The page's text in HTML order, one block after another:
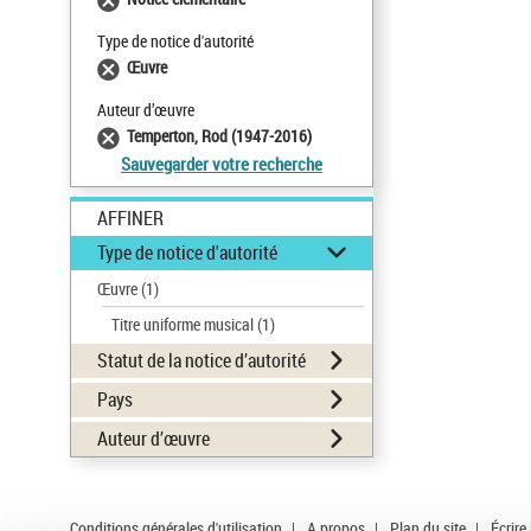
Type de notice d'autorité
Œuvre
Auteur d’œuvre
Temperton, Rod (1947-2016)
Sauvegarder votre recherche
AFFINER
Type de notice d'autorité
Œuvre(1)
Titre uniforme musical(1)
Statut de la notice d’autorité
Pays
Auteur d’œuvre